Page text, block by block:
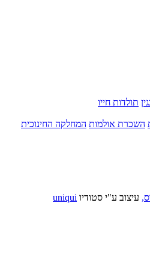
תולדות חייו
השכרת אולמות המחלקה החינוכית
עיצוב ע"י סטודיו uniqui